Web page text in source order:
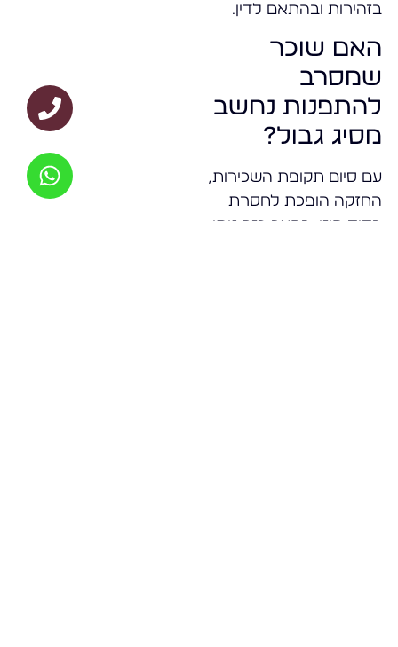
בזהירות ובהתאם לדין.
האם שוכר
שמסרב
להתפנות נחשב
מסיג גבול?
עם סיום תקופת השכירות,
החזקה הופכת לחסרת
בסיס חוזי. במצב כזה ניתן